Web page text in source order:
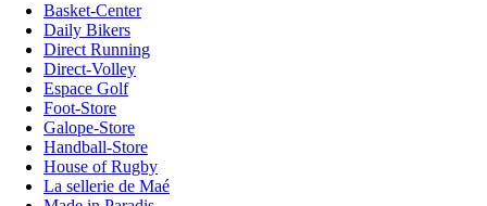
Basket-Center
Daily Bikers
Direct Running
Direct-Volley
Espace Golf
Foot-Store
Galope-Store
Handball-Store
House of Rugby
La sellerie de Maé